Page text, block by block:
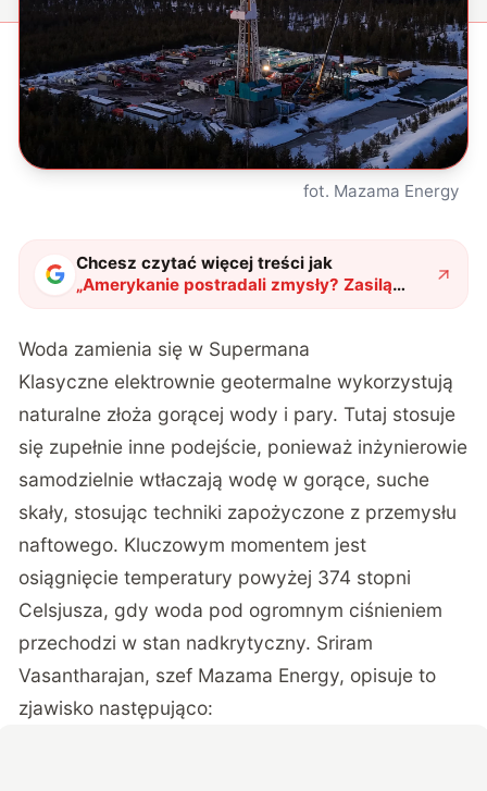
fot. Mazama Energy
Chcesz czytać więcej treści jak
„Amerykanie postradali zmysły? Zasilą
domy jednym z najbardziej
Woda zamienia się w Supermana
Klasyczne elektrownie geotermalne wykorzystują
naturalne złoża gorącej wody i pary. Tutaj stosuje
się zupełnie inne podejście, ponieważ inżynierowie
samodzielnie wtłaczają wodę w gorące, suche
skały, stosując techniki zapożyczone z przemysłu
naftowego. Kluczowym momentem jest
osiągnięcie temperatury powyżej 374 stopni
Celsjusza, gdy woda pod ogromnym ciśnieniem
przechodzi w stan nadkrytyczny. Sriram
Vasantharajan, szef Mazama Energy, opisuje to
zjawisko następująco: